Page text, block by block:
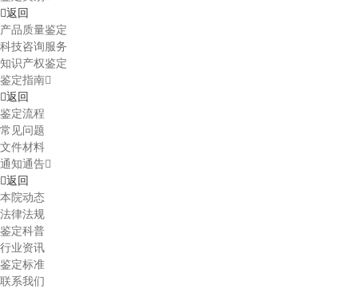
返回
产品质量鉴定
科技咨询服务
知识产权鉴定
鉴定指南
返回
鉴定流程
常见问题
文件材料
通知通告
返回
本院动态
法律法规
鉴定科普
行业资讯
鉴定标准
联系我们